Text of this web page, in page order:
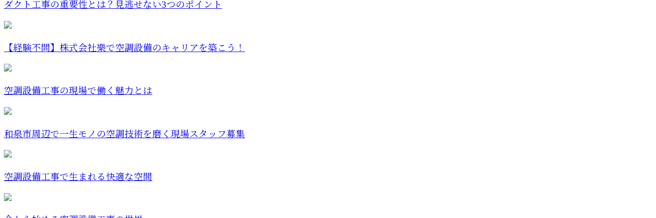
ダクト工事の重要性とは？見逃せない3つのポイント
【経験不問】株式会社樂で空調設備のキャリアを築こう！
空調設備工事の現場で働く魅力とは
和泉市周辺で一生モノの空調技術を磨く現場スタッフ募集
空調設備工事で生まれる快適な空間